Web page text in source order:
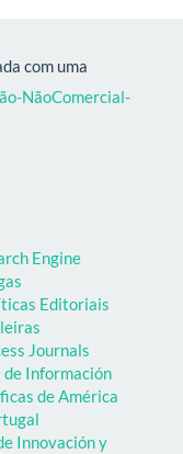
com uma
NãoComercial-
Engine
Editoriais
Journals
de Información
de América
Innovación y